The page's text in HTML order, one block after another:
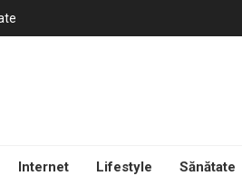
Internet Lifestyle Sănătate